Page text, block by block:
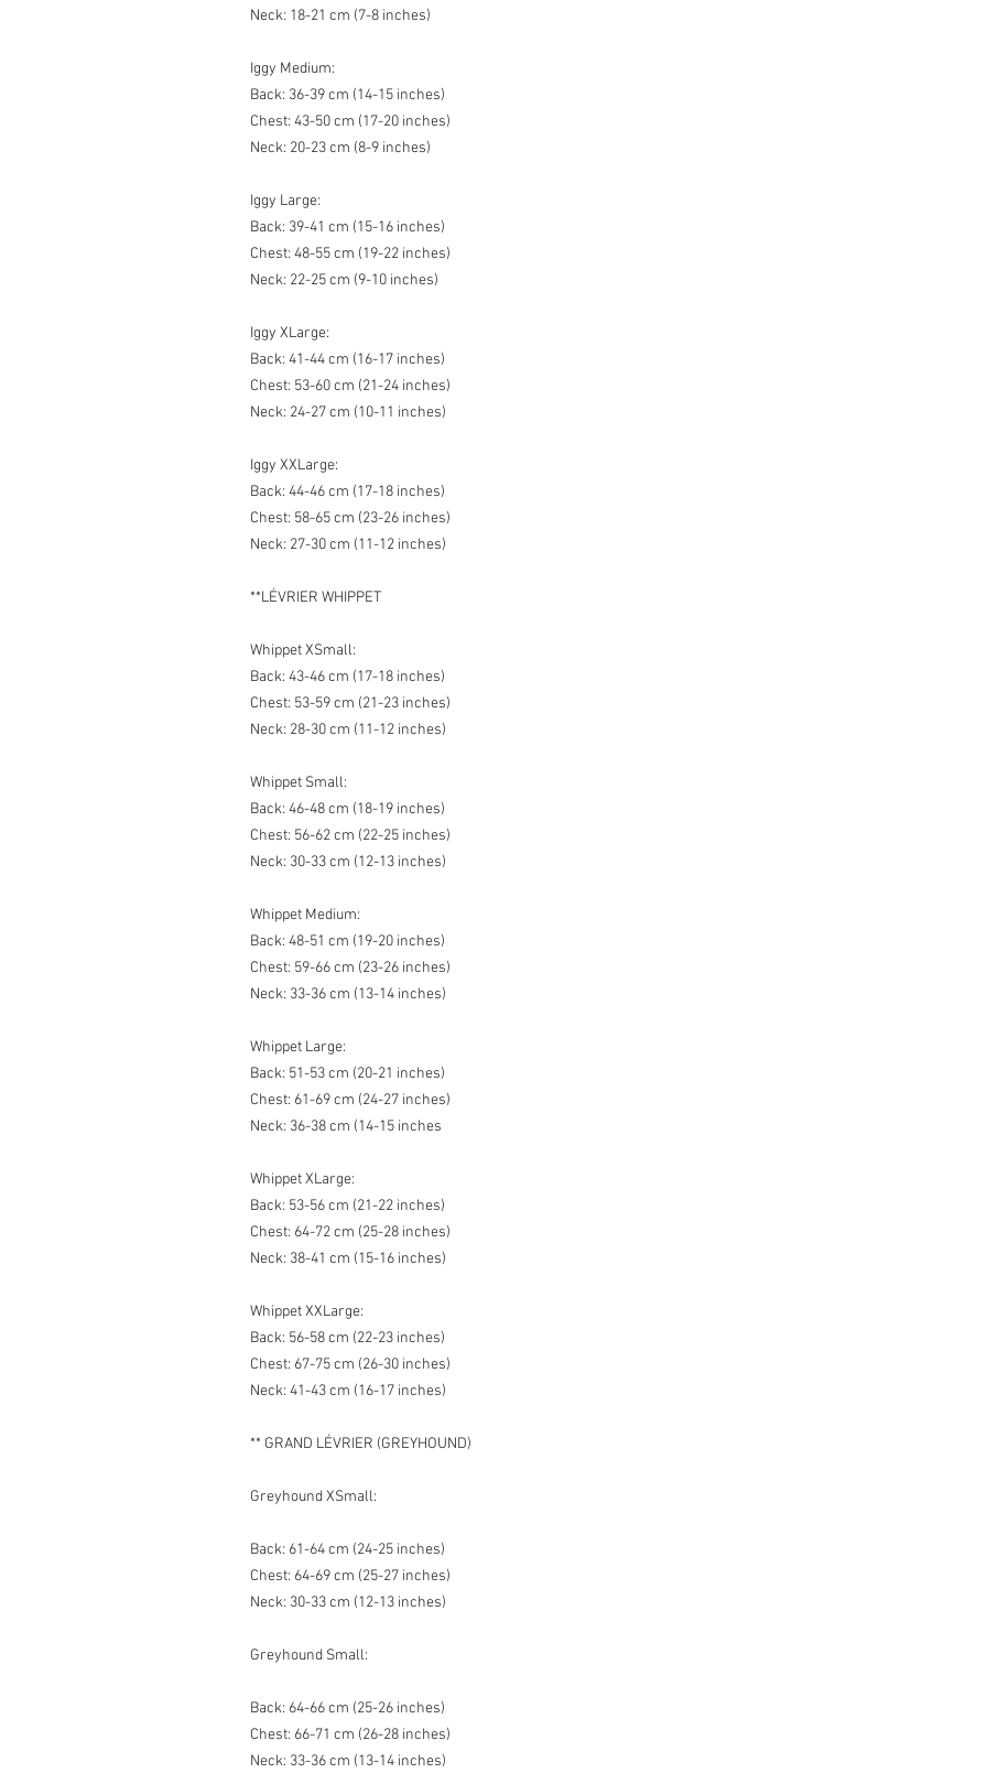
Neck: 18-21 cm (7-8 inches)
Iggy Medium:
Back: 36-39 cm (14-15 inches)
Chest: 43-50 cm (17-20 inches)
Neck: 20-23 cm (8-9 inches)
Iggy Large:
Back: 39-41 cm (15-16 inches)
Chest: 48-55 cm (19-22 inches)
Neck: 22-25 cm (9-10 inches)
Iggy XLarge:
Back: 41-44 cm (16-17 inches)
Chest: 53-60 cm (21-24 inches)
Neck: 24-27 cm (10-11 inches)
Iggy XXLarge:
Back: 44-46 cm (17-18 inches)
Chest: 58-65 cm (23-26 inches)
Neck: 27-30 cm (11-12 inches)
**LÉVRIER WHIPPET
Whippet XSmall:
Back: 43-46 cm (17-18 inches)
Chest: 53-59 cm (21-23 inches)
Neck: 28-30 cm (11-12 inches)
Whippet Small:
Back: 46-48 cm (18-19 inches)
Chest: 56-62 cm (22-25 inches)
Neck: 30-33 cm (12-13 inches)
Whippet Medium:
Back: 48-51 cm (19-20 inches)
Chest: 59-66 cm (23-26 inches)
Neck: 33-36 cm (13-14 inches)
Whippet Large:
Back: 51-53 cm (20-21 inches)
Chest: 61-69 cm (24-27 inches)
Neck: 36-38 cm (14-15 inches
Whippet XLarge:
Back: 53-56 cm (21-22 inches)
Chest: 64-72 cm (25-28 inches)
Neck: 38-41 cm (15-16 inches)
Whippet XXLarge:
Back: 56-58 cm (22-23 inches)
Chest: 67-75 cm (26-30 inches)
Neck: 41-43 cm (16-17 inches)
** GRAND LÉVRIER (GREYHOUND)
Greyhound XSmall:
Back: 61-64 cm (24-25 inches)
Chest: 64-69 cm (25-27 inches)
Neck: 30-33 cm (12-13 inches)
Greyhound Small:
Back: 64-66 cm (25-26 inches)
Chest: 66-71 cm (26-28 inches)
Neck: 33-36 cm (13-14 inches)